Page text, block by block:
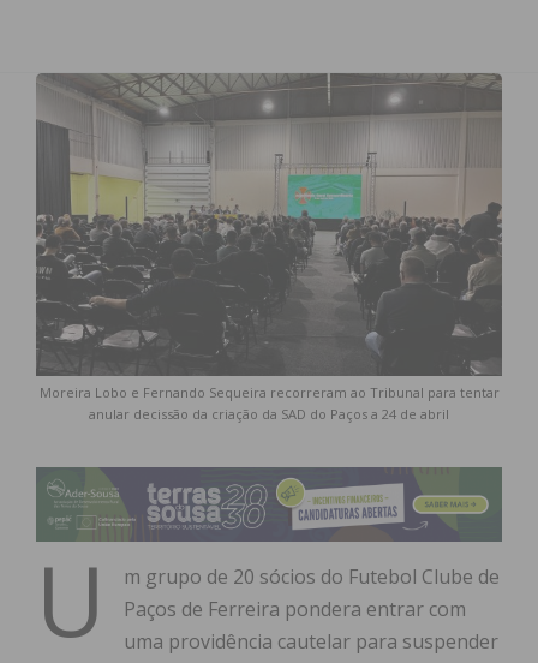
Moreira Lobo e Fernando Sequeira recorreram ao Tribunal para tentar
anular decissão da criação da SAD do Paços a 24 de abril
U
m grupo de 20 sócios do Futebol Clube de
Paços de Ferreira pondera entrar com
uma providência cautelar para suspender